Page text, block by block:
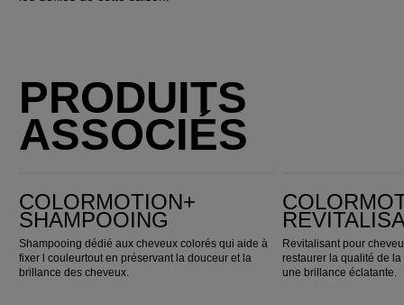
PRODUITS
ASSOCIÉS
COLORMOTION+
SHAMPOOING
Shampooing dédié aux cheveux colorés qui aide à
fixer l couleurtout en préservant la douceur et la
brillance des cheveux.
Revitalisant pour
restaurer la qualité de
une brillance éclatante.